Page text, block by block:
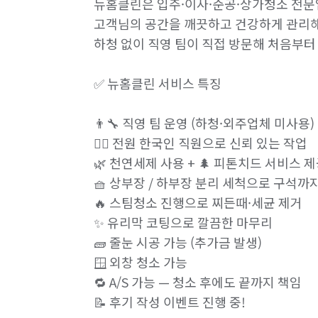
고객님의 공간을 깨끗하고 건강하게 관리
하청 없이 직영 팀이 직접 방문해 처음부
✅ 뉴홈클린 서비스 특징
👨‍🔧 직영 팀 운영 (하청·외주업체 미사용)
👷‍♂️ 전원 한국인 직원으로 신뢰 있는 작업
🌿 천연세제 사용 + 🌲 피톤치드 서비스
🧺 상부장 / 하부장 분리 세척으로 구석까
🔥 스팀청소 진행으로 찌든때·세균 제거
✨ 유리막 코팅으로 깔끔한 마무리
🧱 줄눈 시공 가능 (추가금 발생)
🪟 외창 청소 가능
🔁 A/S 가능 — 청소 후에도 끝까지 책임
📝 후기 작성 이벤트 진행 중!